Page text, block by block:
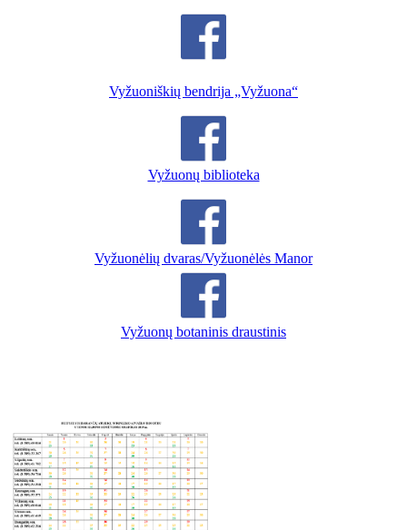
Vyžuoniškių bendrija „Vyžuona“
Vyžuonų biblioteka
Vyžuonėlių dvaras/Vyžuonėlės Manor
Vyžuonų botaninis draustinis